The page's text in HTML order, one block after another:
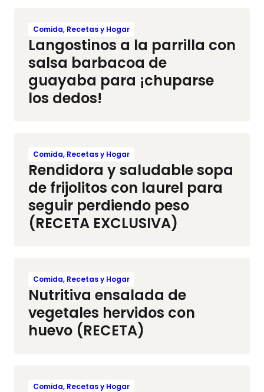
Comida, Recetas y Hogar
Langostinos a la parrilla con
salsa barbacoa de
guayaba para ¡chuparse
los dedos!
Comida, Recetas y Hogar
Rendidora y saludable sopa
de frijolitos con laurel para
seguir perdiendo peso
(RECETA EXCLUSIVA)
Comida, Recetas y Hogar
Nutritiva ensalada de
vegetales hervidos con
huevo (RECETA)
Comida, Recetas y Hogar